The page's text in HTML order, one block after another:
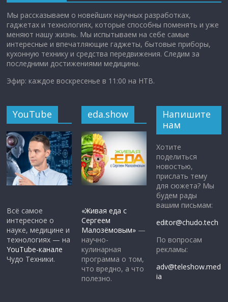
Мы рассказываем о новейших научных разработках,
гаджетах и технологиях, которые способны поменять и уже
меняют нашу жизнь. Мы испытываем на себе самые
интересные и впечатляющие гаджеты, бытовые приборы,
кухонную технику и средства передвижения. Следим за
последними достижениями медицины.
Эфир: каждое воскресенье в 11:00 на НТВ.
YouTube
Всё самое
интересное о
науке, медицине и
технологиях — на
YouTube-канале
Чудо Техники.
eda.show
«Живая еда с
Сергеем
Малозёмовым» —
научно-
кулинарная
программа о том,
что вредно, а что
полезно.
Напишите
нам
Хотите
поделиться
новостью,
прислать тему
для сюжета? Мы
будем рады
вашим письмам:
editor@chudo.tech
По вопросам
рекламы:
adv@teleshow.med
ia